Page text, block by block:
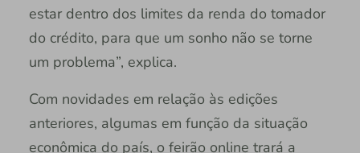
estar dentro dos limites da renda do tomador
do crédito, para que um sonho não se torne
um problema”, explica.
Com novidades em relação às edições
anteriores, algumas em função da situação
econômica do país, o feirão online trará a